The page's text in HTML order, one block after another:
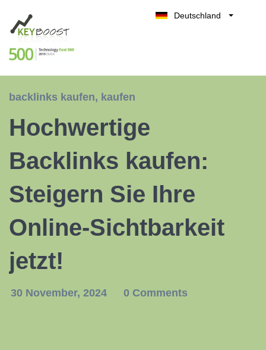
Deutschland
backlinks kaufen, kaufen
Hochwertige
Backlinks kaufen:
Steigern Sie Ihre
Online-Sichtbarkeit
jetzt!
30 November, 2024 0 Comments